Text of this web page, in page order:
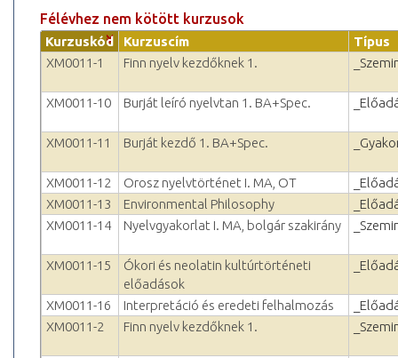
Félévhez nem kötött kurzusok
Kurzuskód Kurzuscím
Típus
XM0011-1
Finn nyelv kezdőknek 1.
XM0011-10 Burját leíró nyelvtan 1. BA+Spec.
XM0011-11 Burját kezdő 1. BA+Spec.
XM0011-12 Orosz nyelvtörténet I. MA, OT
XM0011-13
Environmental Philosophy
XM0011-14
Nyelvgyakorlat I. MA, bolgár szakirány
XM0011-15
Ókori és neolatin kultúrtörténeti
előadások
XM0011-16 Interpretáció és eredeti felhalmozás
XM0011-2
Finn nyelv kezdőknek 1.